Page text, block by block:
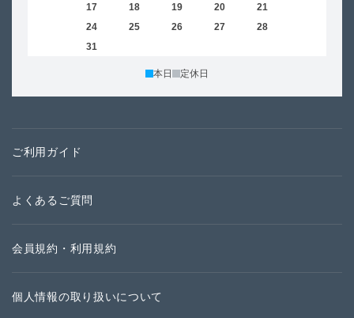
17 18 19 20 21
24 25 26 27 28
31
本日 定休日
ご利用ガイド
よくあるご質問
会員規約・利用規約
個人情報の取り扱いについて